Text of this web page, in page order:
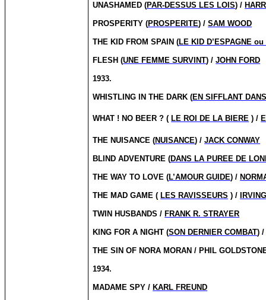
UNASHAMED (PAR-DESSUS LES LOIS) /
PROSPERITY (PROSPERITE) /SAM WOOD
THE KID FROM SPAIN (LE KID D’ESPAGNE
FLESH (UNE FEMME SURVINT) /JOHN FORD
1933.
WHISTLING IN THE DARK (EN SIFFLANT
WHAT ! NO BEER ? ( LE ROI DE LA BIERE ) /
THE NUISANCE (NUISANCE) /JACK CONWAY
BLIND ADVENTURE (DANS LA PUREE DE
THE WAY TO LOVE (L’AMOUR GUIDE) /
THE MAD GAME ( LES RAVISSEURS ) /
TWIN HUSBANDS / FRANK R. STRAYER
KING FOR A NIGHT (SON DERNIER COMBAT)
THE SIN OF NORA MORAN / PHIL
1934.
MADAME SPY / KARL FREUND